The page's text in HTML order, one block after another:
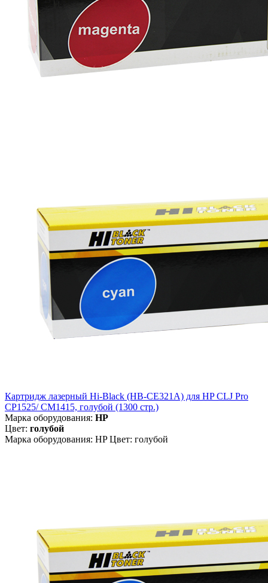
Картридж лазерный Hi-Black (HB-CE321A) для HP CLJ Pro
CP1525/ CM1415, голубой (1300 стр.)
Марка оборудования: HP
Цвет: голубой
Марка оборудования: HP Цвет: голубой